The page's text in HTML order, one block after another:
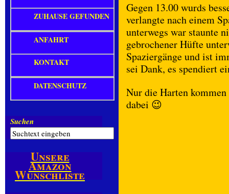
Gegen 13.00 wurds
verlangte nach einem
unterwegs war staunte
gebrochener Hüfte
Spaziergänge und ist
sei Dank, es spendiert
Nur die Harten
dabei 😉
ZUHAUSE GEFUNDEN
ANFAHRT
KONTAKT
DATENSCHUTZ
Suchen
Unsere
Amazon
Wunschliste